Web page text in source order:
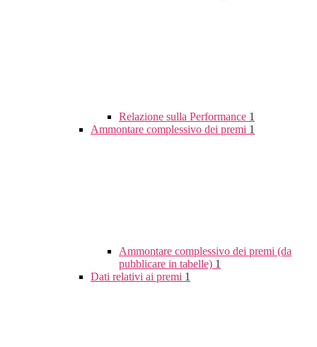
Relazione sulla Performance 1
Ammontare complessivo dei premi 1
Ammontare complessivo dei premi (da
pubblicare in tabelle) 1
Dati relativi ai premi 1